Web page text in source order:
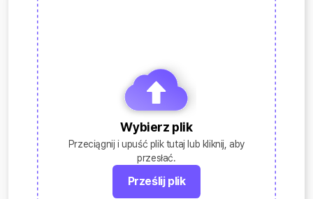
Wybierz plik
Przeciągnij i upuść plik tutaj lub kliknij, aby
przesłać.
Prześlij plik